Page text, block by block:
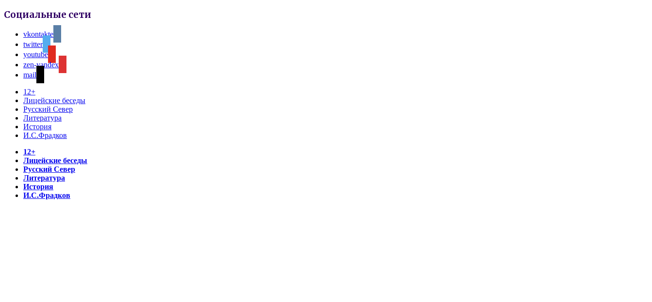
Социальные сети
vkontakte
twitter
youtube
zen-yandex
mail
12+
Лицейские беседы
Русский Север
Литература
История
И.С.Фрадков
12+
Лицейские беседы
Русский Север
Литература
История
И.С.Фрадков